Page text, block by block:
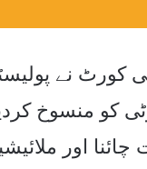
نے
اور